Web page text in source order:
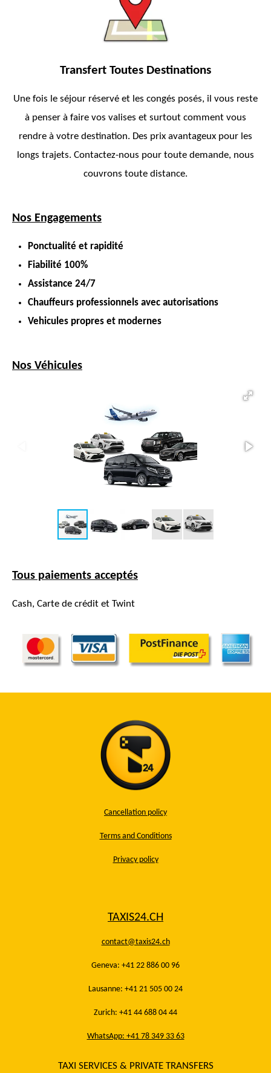
Transfert Toutes Destinations
Une fois le séjour réservé et les congés posés, il vous reste
à penser à faire vos valises et surtout comment vous
rendre à votre destination. Des prix avantageux pour les
longs trajets. Contactez-nous pour toute demande, nous
couvrons toute distance.
Nos Engagements
Ponctualité et rapidité
Fiabilité 100%
Assistance 24/7
Chauffeurs professionnels avec autorisations
Vehicules propres et modernes
Nos Véhicules
Tous paiements acceptés
Cash, Carte de crédit et Twint
Cancellation policy
Terms and Conditions
Privacy policy
TAXIS24.CH
contact@taxis24.ch
Geneva: +41 22 886 00 96
Lausanne: +41 21 505 00 24
Zurich: +41 44 688 04 44
WhatsApp: +41 78 349 33 63
TAXI SERVICES & PRIVATE TRANSFERS